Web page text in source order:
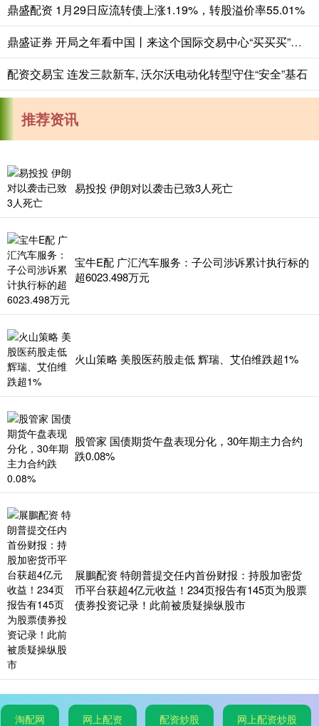
鼎盛配资 1月29日应流转债上涨1.19%，转股溢价率55.01%
鼎盛证券 开局之年看中国丨来这个国际交易中心“买买买”，真香！
配资交易宝 连发三款新车, 沃尔沃电动化转型守住“安全”基石
推荐资讯
易投投 伊朗对以袭击已致3人死亡
宝牛E配 广汇汽车服务：子公司涉诉累计执行标的
超6023.498万元
火山策略 美股医药股走低 辉瑞、艾伯维跌超1%
股管家 国债期货午盘表现分化，30年期主力合约
跌0.08%
展鵬配资 特朗普提交任内首份财报：持股加密货
币平台获超4亿元收益！234页报告有145页为股票
债券投资记录！此前被质疑操纵股市
淘配网 网上配资 配资炒股 网上配资炒股